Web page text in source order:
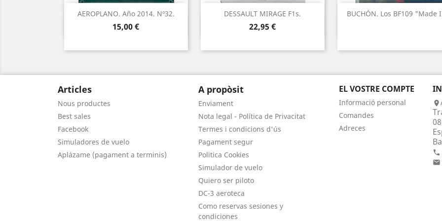
AEROPLANO. Año 2014. Nº32.
Preu
15,00 €
Vista ràpida
DESSAULT MIRAGE F1s.
Preu
22,95 €
Vista ràpida
BUCHÓN. Los BF109 "Made
Articles
Nous productes
Best sales
Facebook
Simuladores de vuelo
Aplázame (pagament a terminis)
A propòsit
Enviament
Nota legal - Política de Privacitat
Termes i condicions d'ús
Pagament segur
Politica Cookies
Simulador de vuelo
Quiero ser piloto
DC-3 aeroteca
Como reservas sesiones y
condiciones
EL VOSTRE COMPTE
Informació personal
Comandes
Adreces


